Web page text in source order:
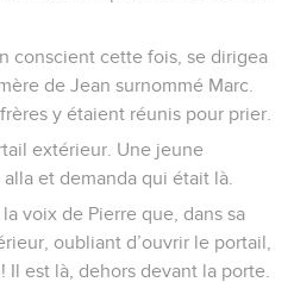
conscient cette fois, se dirigea
de Jean surnommé Marc.
y étaient réunis pour prier.
extérieur. Une jeune
et demanda qui était là.
voix de Pierre que, dans sa
oubliant d’ouvrir le portail,
Il est là, dehors devant la porte.